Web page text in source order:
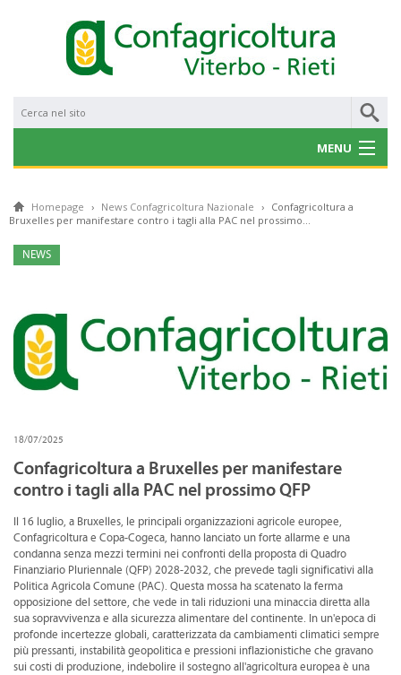
MENU
NOTIZIE
CONVENZIONI
SERVIZI
GALLERY
LINK DI INTERESSE
CONTATTI
DOVE SIAMO
Homepage › News Confagricoltura Nazionale › Confagricoltura a
Bruxelles per manifestare contro i tagli alla PAC nel prossimo...
NEWS
18/07/2025
Confagricoltura a Bruxelles per manifestare
contro i tagli alla PAC nel prossimo QFP
Il 16 luglio, a Bruxelles, le principali organizzazioni agricole europee,
Confagricoltura e Copa-Cogeca, hanno lanciato un forte allarme e una
condanna senza mezzi termini nei confronti della proposta di Quadro
Finanziario Pluriennale (QFP) 2028-2032, che prevede tagli significativi alla
Politica Agricola Comune (PAC). Questa mossa ha scatenato la ferma
opposizione del settore, che vede in tali riduzioni una minaccia diretta alla
sua sopravvivenza e alla sicurezza alimentare del continente. In un'epoca di
profonde incertezze globali, caratterizzata da cambiamenti climatici sempre
più pressanti, instabilità geopolitica e pressioni inflazionistiche che gravano
sui costi di produzione, indebolire il sostegno all'agricoltura europea è una